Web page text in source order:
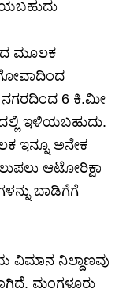
ಮೂಲಕ
ಗೋವಾದಿಂದ
ನಗರದಿಂದ 6 ಕಿ.ಮೀ
ದಲ್ಲಿ ಇಳಿಯಬಹುದು.
ಇನ್ನೂ ಅನೇಕ
ಆಟೋರಿಕ್ಷಾ
ಬಾಡಿಗೆಗೆ
ವಿಮಾನ ನಿಲ್ದಾಣವು
ಮಂಗಳೂರು